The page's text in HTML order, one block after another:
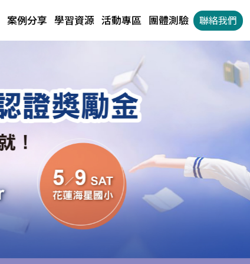
案例分享 學習資源 活動專區 團體測驗 聯絡我們